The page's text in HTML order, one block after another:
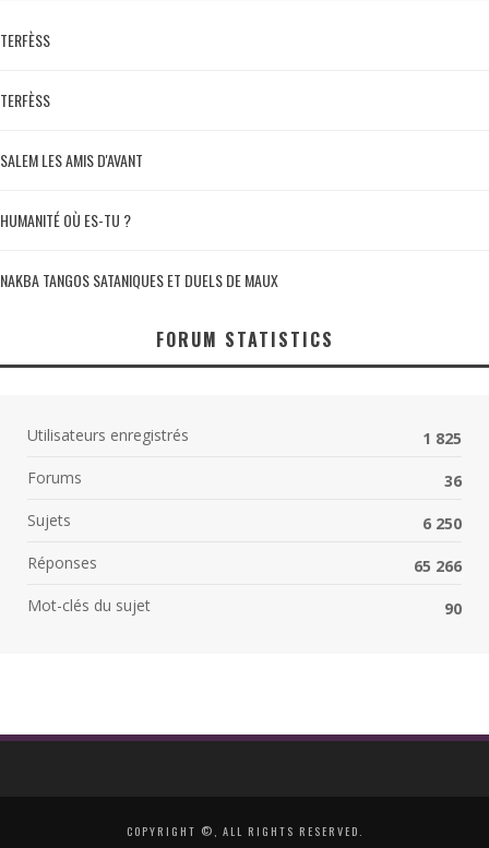
TERFÈSS
TERFÈSS
SALEM LES AMIS D'AVANT
HUMANITÉ OÙ ES-TU ?
NAKBA TANGOS SATANIQUES ET DUELS DE MAUX
FORUM STATISTICS
Utilisateurs enregistrés
1 825
Forums
36
Sujets
6 250
Réponses
65 266
Mot-clés du sujet
90
COPYRIGHT ©, ALL RIGHTS RESERVED.